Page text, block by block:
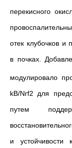
перекисного
отек клубочков и
в почках.
модулировало
kB/Nrf2 для
путем
и устойчивости